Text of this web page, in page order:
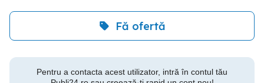
Fă ofertă
Pentru a contacta acest utilizator, intră în contul tău